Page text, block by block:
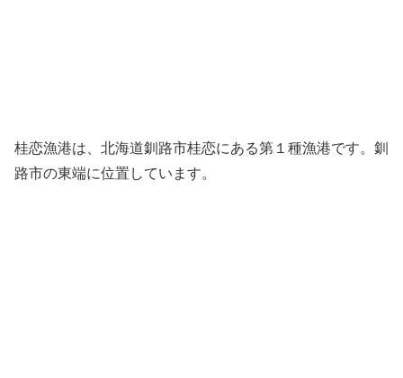
桂恋漁港は、北海道釧路市桂恋にある第１種漁港です。釧
路市の東端に位置しています。